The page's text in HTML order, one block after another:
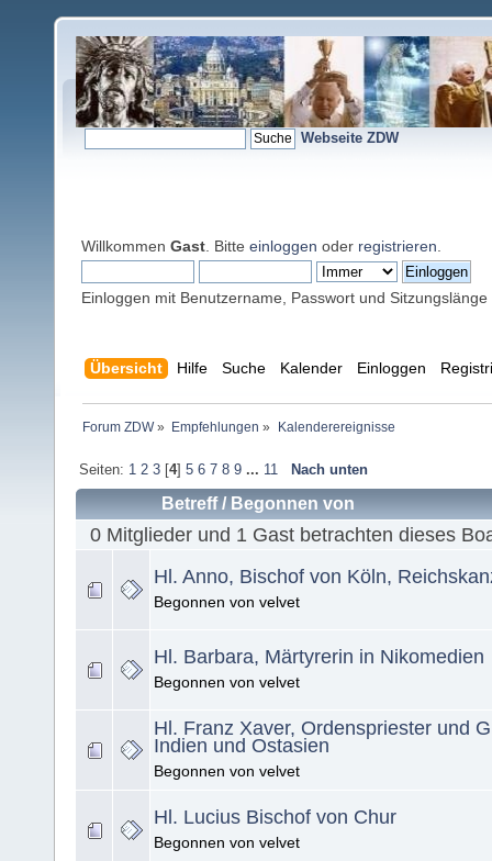
Webseite ZDW
Willkommen Gast . Bitte einloggen oder registrieren
Einloggen mit Benutzername, Passwort und Sitzungslänge
Übersicht Hilfe Suche Kalender Einloggen
Forum ZDW» Empfehlungen » Kalenderereignisse
Seiten: 1 2 3[4] 5 6 7 8 9 ... 11 Nach unten
Betreff/ Begonnen von
0 Mitglieder und 1 Gast betrachten dieses
Hl. Anno, Bischof von Köln,
Begonnen von velvet
Hl. Barbara, Märtyrerin in Nikomedien
Begonnen von velvet
Hl. Franz Xaver, Ordenspriester und
Indien und Ostasien
Begonnen von velvet
Hl. Lucius Bischof von Chur
Begonnen von velvet